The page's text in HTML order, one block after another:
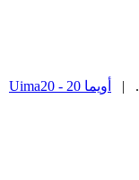
أويما 20 - Uima20